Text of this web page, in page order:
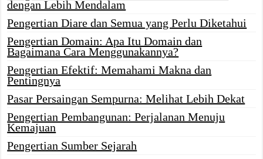
dengan Lebih Mendalam
Pengertian Diare dan Semua yang Perlu Diketahui
Pengertian Domain: Apa Itu Domain dan
Bagaimana Cara Menggunakannya?
Pengertian Efektif: Memahami Makna dan
Pentingnya
Pasar Persaingan Sempurna: Melihat Lebih Dekat
Pengertian Pembangunan: Perjalanan Menuju
Kemajuan
Pengertian Sumber Sejarah